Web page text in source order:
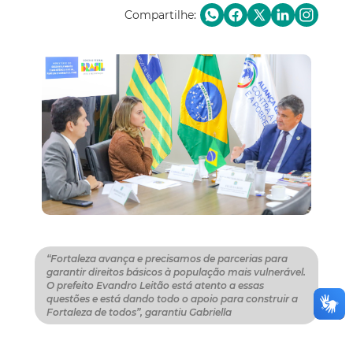
Compartilhe:
“Fortaleza avança e precisamos de parcerias para
garantir direitos básicos à população mais vulnerável.
O prefeito Evandro Leitão está atento a essas
questões e está dando todo o apoio para construir a
Fortaleza de todos”, garantiu Gabriella